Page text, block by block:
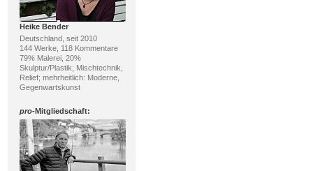
Heike Bender
Deutschland, seit 2010
144 Werke, 118 Kommentare
79% Malerei, 20%
Skulptur/Plastik; Mischtechnik,
Relief; mehrheitlich: Moderne,
Gegenwartskunst
pro-Mitgliedschaft: